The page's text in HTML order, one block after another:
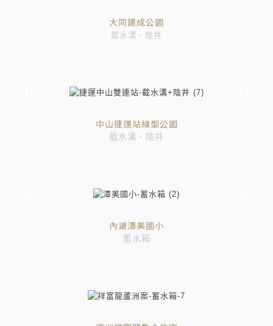
大同建成公園
截水溝、陰井
中山捷運站線型公園
截水溝、陰井
內湖潭美國小
蓄水箱